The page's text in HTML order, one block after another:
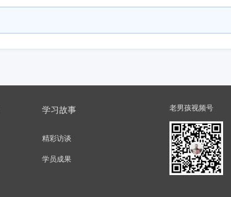
学习故事
精彩访谈
学员成果
老男孩视频号